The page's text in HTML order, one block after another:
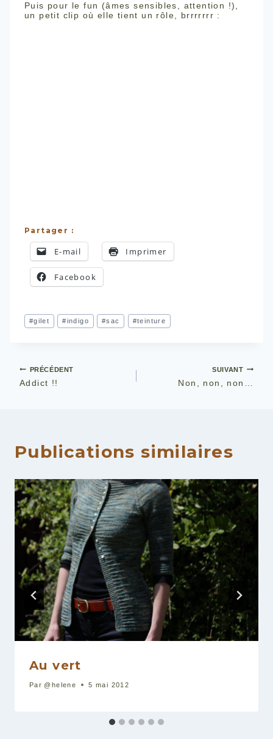
Puis pour le fun (âmes sensibles, attention !),
un petit clip où elle tient un rôle, brrrrrrr :
Partager :
E-mail Imprimer
Facebook
Étiquettes
de
#gilet #indigo #sac #teinture
Navigation
PRÉCÉDENT
Addict !!
SUIVANT
Non, non, non…
Publications similaires
Au vert
Par @helene 5 mai 2012